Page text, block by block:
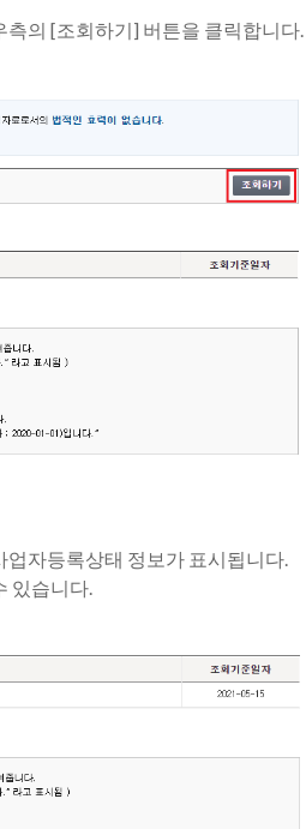
의 [조회하기] 버튼을 클릭합니다.
업자등록상태 정보가 표시됩니다.
있습니다.